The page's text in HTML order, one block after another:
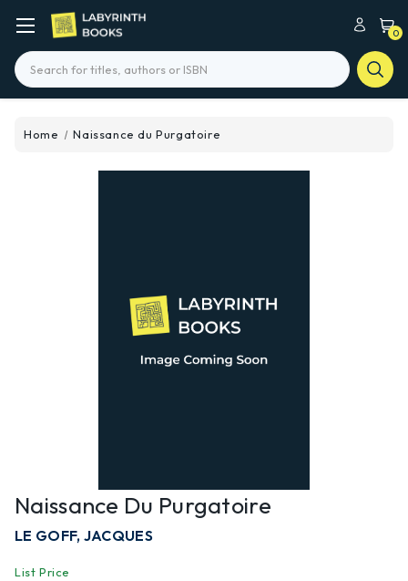
0
Search
Home Naissance du Purgatoire
Naissance Du Purgatoire
LE GOFF, JACQUES
List Price